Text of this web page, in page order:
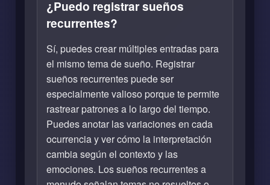
¿Puedo registrar sueños
recurrentes?
Sí, puedes crear múltiples entradas para
el mismo tema de sueño. Registrar
sueños recurrentes puede ser
especialmente valioso porque te permite
rastrear patrones a lo largo del tiempo.
Puedes anotar las variaciones en cada
ocurrencia y ver cómo la interpretación
cambia según el contexto y las
emociones. Los sueños recurrentes a